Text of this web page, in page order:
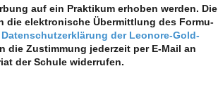
auf ein Prak­ti­kum erho­ben wer­den. Die
die elek­tro­ni­sche Über­mitt­lung des For­mu­
Daten­schutz­er­klä­rung der Leo­nore-Gold­
Zustim­mung jeder­zeit per E‑Mail an
der Schule widerrufen.